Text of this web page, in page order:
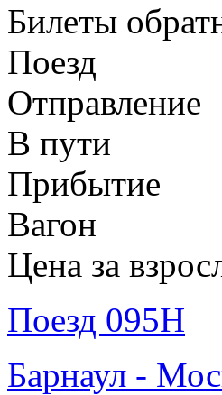
Билеты
Поезд
Отправление
В пути
Прибытие
Вагон
Цена за
Поезд 095Н
Барнаул -